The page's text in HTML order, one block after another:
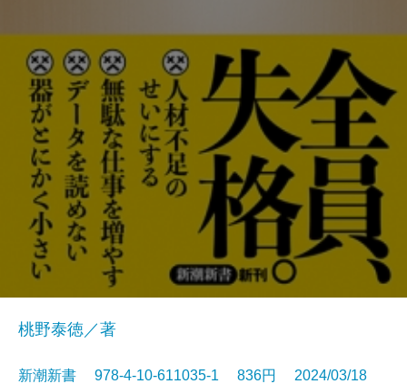
桃野泰徳／著
新潮新書 978-4-10-611035-1 836円 2024/03/18